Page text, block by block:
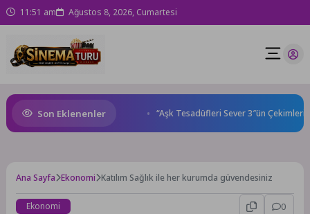
11:51 am Ağustos 8, 2026, Cumartesi
Son Eklenenler
gençleri İzmir’de “Aşk Tesadüfleri Sever 3″ün Çekimleri
Ana Sayfa Ekonomi Katılım Sağlık ile her kurumda güvendesiniz
Ekonomi 0